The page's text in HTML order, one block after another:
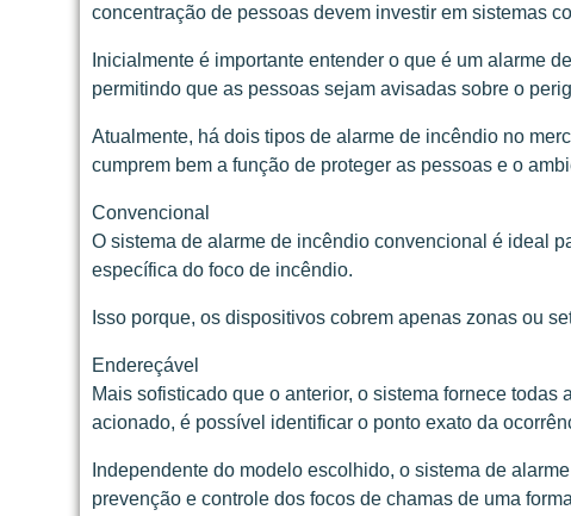
concentração de pessoas devem investir em sistemas
Inicialmente é importante entender o que é um alarme
permitindo que as pessoas sejam avisadas sobre o
Atualmente, há dois tipos de alarme de incêndio no
cumprem bem a função de proteger as pessoas e o
Convencional
O sistema de alarme de incêndio convencional é ideal
específica do foco de incêndio.
Isso porque, os dispositivos cobrem apenas zonas ou
Endereçável
Mais sofisticado que o anterior, o sistema fornece
acionado, é possível identificar o ponto exato da
Independente do modelo escolhido, o sistema de
prevenção e controle dos focos de chamas de uma